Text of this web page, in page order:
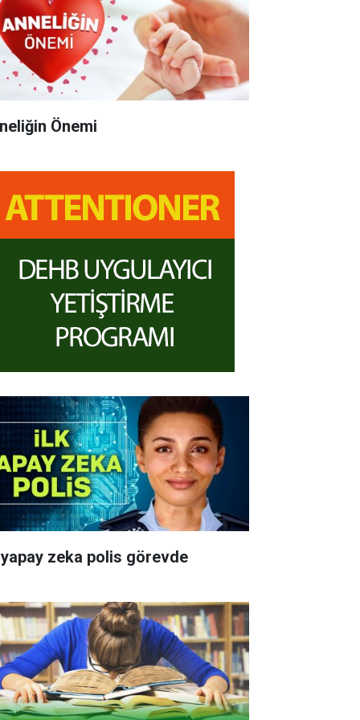
Önemi
zeka polis görevde